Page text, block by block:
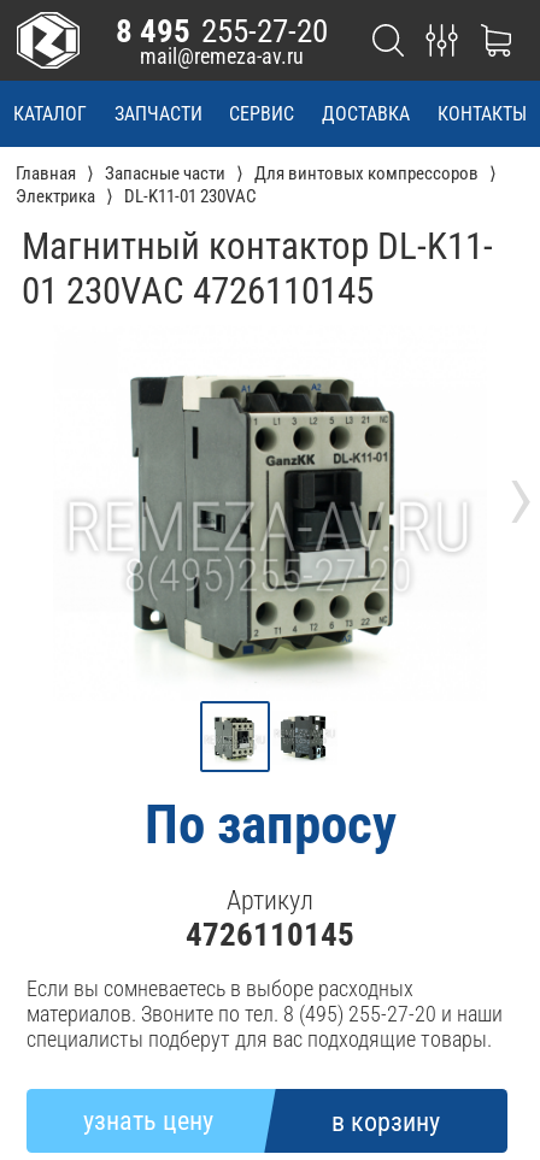
КАТАЛОГ ЗАПЧАСТИ СЕРВИС ДОСТАВКА КОНТАКТЫ
8 495 255-27-20
mail@remeza-av.ru
Главная Запасные части
Для винтовых компрессоров
Электрика
DL-K11-01 230VАС
Магнитный контактор DL-K11-
01 230VАС 4726110145
›
По запросу
Артикул
4726110145
Если вы сомневаетесь в выборе расходных
материалов. Звоните по тел. 8 (495) 255-27-20 и наши
специалисты подберут для вас подходящие товары.